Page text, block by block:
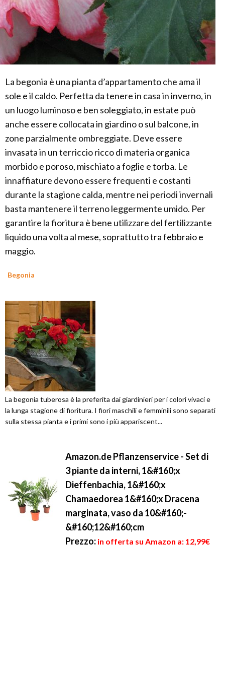
La begonia è una pianta d’appartamento che ama il
sole e il caldo. Perfetta da tenere in casa in inverno, in
un luogo luminoso e ben soleggiato, in estate può
anche essere collocata in giardino o sul balcone, in
zone parzialmente ombreggiate. Deve essere
invasata in un terriccio ricco di materia organica
morbido e poroso, mischiato a foglie e torba. Le
innaffiature devono essere frequenti e costanti
durante la stagione calda, mentre nei periodi invernali
basta mantenere il terreno leggermente umido. Per
garantire la fioritura è bene utilizzare del fertilizzante
liquido una volta al mese, soprattutto tra febbraio e
maggio.
Begonia
La begonia tuberosa è la preferita dai giardinieri per i colori vivaci e
la lunga stagione di fioritura. I fiori maschili e femminili sono separati
sulla stessa pianta e i primi sono i più appariscent...
Amazon.de Pflanzenservice - Set di
3 piante da interni, 1&#160;x
Dieffenbachia, 1&#160;x
Chamaedorea 1&#160;x Dracena
marginata, vaso da 10&#160;-
&#160;12&#160;cm
Prezzo: in offerta su Amazon a: 12,99€